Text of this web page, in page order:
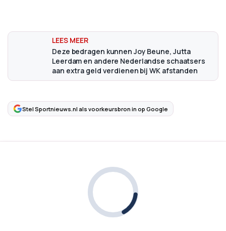
Deze bedragen kunnen Joy Beune, Jutta
Leerdam en andere Nederlandse schaatsers
aan extra geld verdienen bij WK afstanden
Stel Sportnieuws.nl als voorkeursbron in op Google